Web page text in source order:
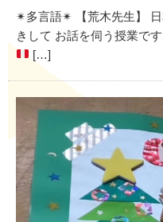
✴︎多言語✴︎ 【荒木先生】
きして お話を伺う授業で
[…]